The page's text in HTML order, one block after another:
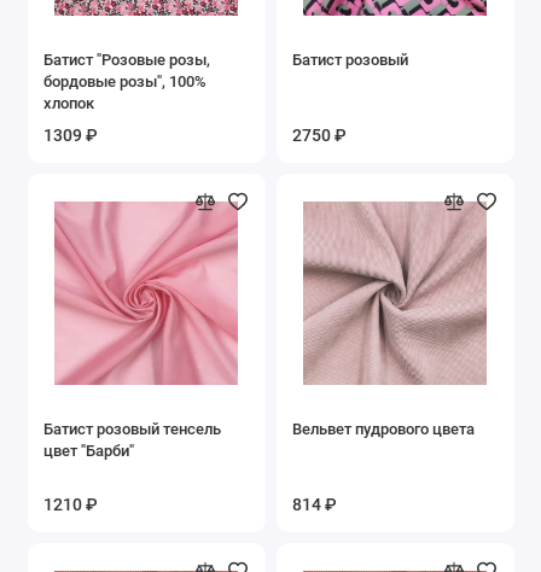
Бежевый
Белый
Голубой
Горчичный
Желтый
Золото и серебро
Коралловый
Батист "Розовые розы,
бордовые розы", 100%
хлопок
1309 ₽
Батист розовый
2750 ₽
Батист розовый тенсель
цвет "Барби"
1210 ₽
Вельвет пудрового цвета
814 ₽